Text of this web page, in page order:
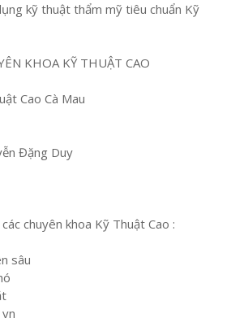
kỹ thuật thẩm mỹ tiêu chuẩn Kỹ
KHOA KỸ THUẬT CAO
Cao Cà Mau
Đặng Duy
chuyên khoa Kỹ Thuật Cao :
sâu